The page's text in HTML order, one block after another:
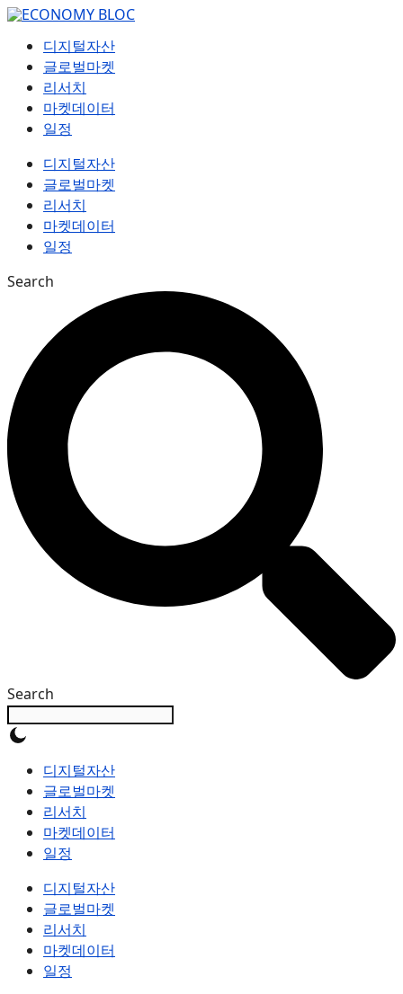
컨
디지털자산
글로벌마켓
리서치
마켓데이터
일정
디지털자산
글로벌마켓
리서치
마켓데이터
일정
Search
Search
디지털자산
글로벌마켓
리서치
마켓데이터
일정
디지털자산
글로벌마켓
리서치
마켓데이터
일정